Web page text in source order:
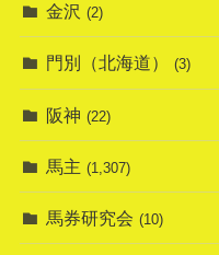
金沢 (2)
門別（北海道） (3)
阪神 (22)
馬主 (1,307)
馬券研究会 (10)